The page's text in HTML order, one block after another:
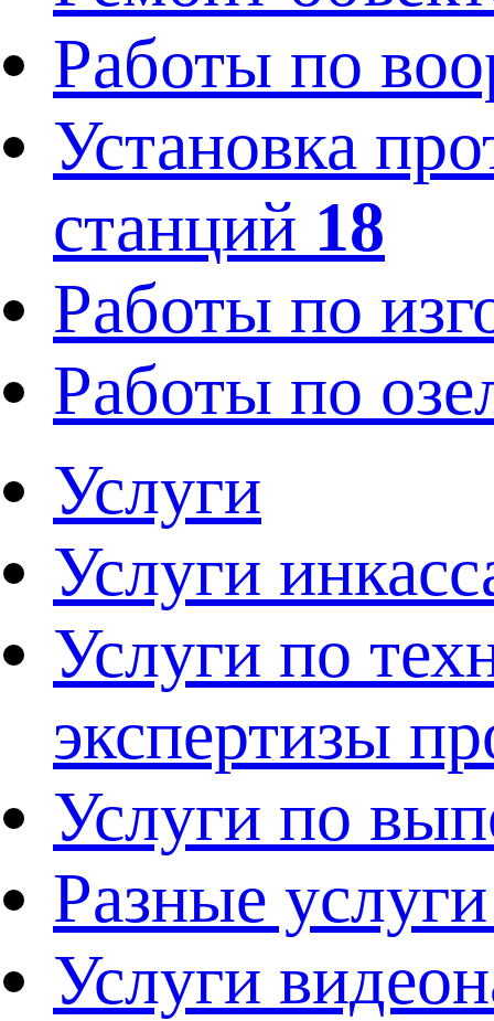
Работы по
Установка
станций 18
Работы по
Работы по
Услуги
Услуги
Услуги по
экспертизы
Услуги по
Разные
Услуги